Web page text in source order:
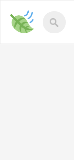
Recettes-
vegan